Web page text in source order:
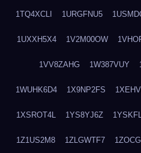
1TQ4XCLI 1URGFNU5
1UXXH5X4 1V2M00OW
1VV8ZAHG 1W387VUY
1WUHK6D4 1X9NP2FS
1XSROT4L 1YS8YJ6Z
1Z1US2M8 1ZLGWTF7